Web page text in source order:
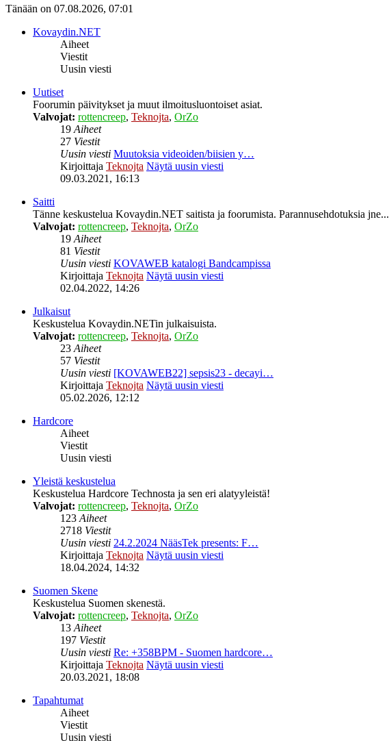
Tänään on 07.08.2026, 07:01
Kovaydin.NET
Aiheet
Viestit
Uusin viesti
Uutiset
Foorumin päivitykset ja muut ilmoitusluontoiset asiat.
Valvojat: rottencreep, Teknojta, OrZo
19Aiheet
27 Viestit
Uusin viesti Muutoksia videoiden/biisien y…
Kirjoittaja Teknojta Näytä uusin viesti
09.03.2021, 16:13
Saitti
Tänne keskustelua Kovaydin.NET saitista ja foorumista. Parannusehdotuksia jne...
Valvojat: rottencreep, Teknojta, OrZo
19Aiheet
81 Viestit
Uusin viesti KOVAWEB katalogi Bandcampissa
Kirjoittaja Teknojta Näytä uusin viesti
02.04.2022, 14:26
Julkaisut
Keskustelua Kovaydin.NETin julkaisuista.
Valvojat: rottencreep, Teknojta, OrZo
23Aiheet
57 Viestit
Uusin viesti [KOVAWEB22] sepsis23 - decayi…
Kirjoittaja Teknojta Näytä uusin viesti
05.02.2026, 12:12
Hardcore
Aiheet
Viestit
Uusin viesti
Yleistä keskustelua
Keskustelua Hardcore Technosta ja sen eri alatyyleistä!
Valvojat: rottencreep, Teknojta, OrZo
123Aiheet
2718 Viestit
Uusin viesti 24.2.2024 NääsTek presents: F…
Kirjoittaja Teknojta Näytä uusin viesti
18.04.2024, 14:32
Suomen Skene
Keskustelua Suomen skenestä.
Valvojat: rottencreep, Teknojta, OrZo
13Aiheet
197 Viestit
Uusin viesti Re: +358BPM - Suomen hardcore…
Kirjoittaja Teknojta Näytä uusin viesti
20.03.2021, 18:08
Tapahtumat
Aiheet
Viestit
Uusin viesti